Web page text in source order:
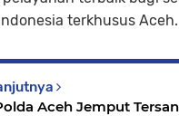
terkhusus Aceh.
Aceh Jemput